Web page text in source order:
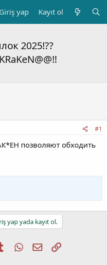
Giriş yap Kayıt ol
2025!??
#1
позволяют обходить
yap yada kayıt ol.
TumblrWhatsApp
E-postaLink